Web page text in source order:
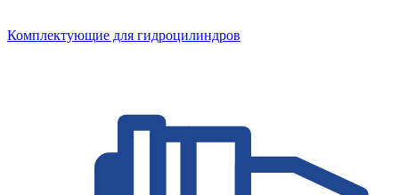
Комплектующие для гидроцилиндров